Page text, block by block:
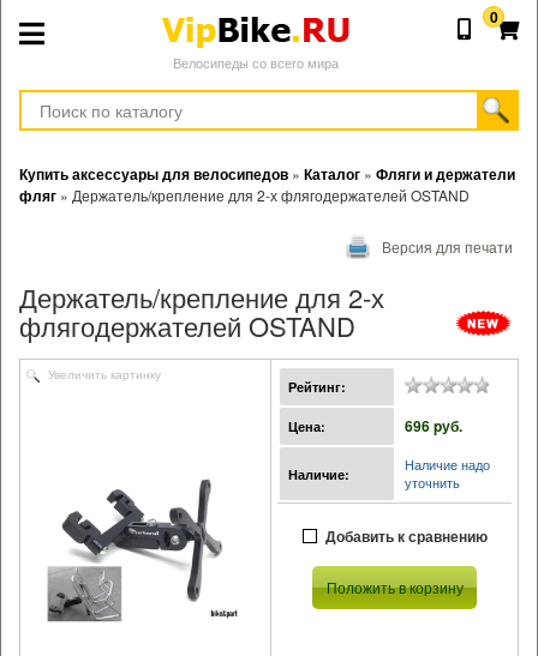
Велосипеды со всего мира
0
Купить аксессуары для велосипедов » Каталог » Фляги и держатели
фляг » Держатель/крепление для 2-х флягодержателей OSTAND
Версия для печати
Держатель/крепление для 2-х
флягодержателей OSTAND
Увеличить картинку
Рейтинг:
Цена: 696 pуб.
Наличие:
Наличие надо
уточнить
Добавить к сравнению
Положить в корзину